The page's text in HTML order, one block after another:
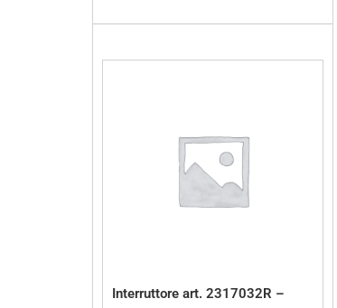
Interruttore art. 2317032R –